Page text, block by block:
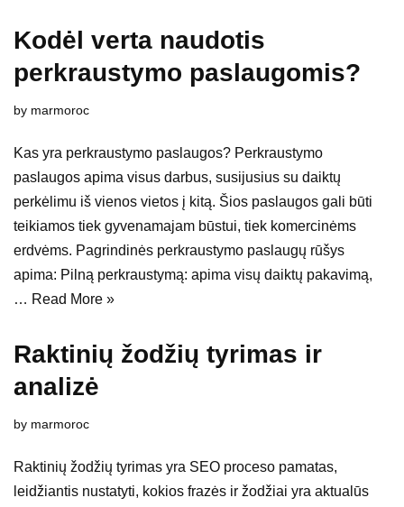
Kodėl verta naudotis
perkraustymo paslaugomis?
by marmoroc
Kas yra perkraustymo paslaugos? Perkraustymo
paslaugos apima visus darbus, susijusius su daiktų
perkėlimu iš vienos vietos į kitą. Šios paslaugos gali būti
teikiamos tiek gyvenamajam būstui, tiek komercinėms
erdvėms. Pagrindinės perkraustymo paslaugų rūšys
apima: Pilną perkraustymą: apima visų daiktų pakavimą,
… Read More »
Raktinių žodžių tyrimas ir
analizė
by marmoroc
Raktinių žodžių tyrimas yra SEO proceso pamatas,
leidžiantis nustatyti, kokios frazės ir žodžiai yra aktualūs